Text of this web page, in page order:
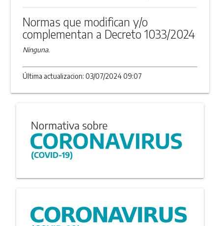
Normas que modifican y/o
complementan a Decreto 1033/2024
Ninguna.
Última actualizacion: 03/07/2024 09:07